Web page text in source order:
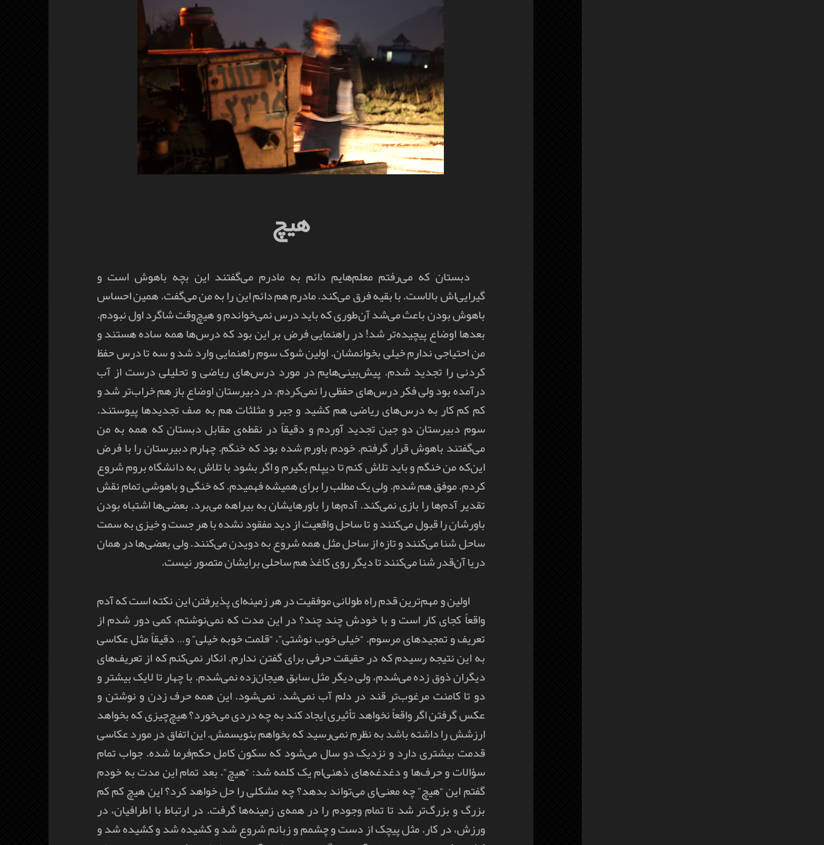
هیچ
دبستان که می‌رفتم معلم‌هایم دائم به مادرم می‌گفتند این بچه باهوش است و
گیرایی‌اش بالاست. با بقیه فرق می‌کند. مادرم هم دائم این را به من می‌گفت. همین احساس
باهوش بودن باعث می‌شد آن‌طوری که باید درس نمی‌خواندم و هیچ‌وقت شاگرد اول نبودم.
بعدها اوضاع پیچیده‌تر شد! در راهنمایی فرض بر این بود که درس‌ها همه ساده هستند و
من احتیاجی ندارم خیلی بخوانمشان. اولین شوک سوم راهنمایی وارد شد و سه تا درس حفظ
کردنی را تجدید شدم. پیش‌بینی‌هایم در مورد درس‌های ریاضی و تحلیلی درست از آب
درآمده بود ولی فکر درس‌های حفظی را نمی‌کردم. در دبیرستان اوضاع باز هم خراب‌تر شد و
کم کم کار به درس‌های ریاضی هم کشید و جبر و مثلثات هم به صف تجدیدها پیوستند.
سوم دبیرستان دو جین تجدید آوردم و دقیقاً در نقطه‌ی مقابل دبستان که همه به من
می‌گفتند باهوش قرار گرفتم. خودم باورم شده بود که خنگم. چهارم دبیرستان را با فرض
این‌که من خنگم و باید تلاش کنم تا دیپلم بگیرم و اگر بشود با تلاش به دانشگاه بروم شروع
کردم. موفق هم شدم. ولی یک مطلب را برای همیشه فهمیدم. که خنگی و باهوشی تمام نقش
تقدیر آدم‌ها را بازی نمی‌کند. آدم‌ها را باورهایشان به بیراهه می‌برد. بعضی‌ها اشتباه بودن
باورشان را قبول می‌کنند و تا ساحل واقعیت از دید مفقود نشده با هر جست و خیزی به سمت
ساحل شنا می‌کنند و تازه از ساحل مثل همه شروع به دویدن می‌کنند. ولی بعضی‌ها در همان
دریا آن‌قدر شنا می‌کنند تا دیگر روی کاغذ هم ساحلی برایشان متصور نیست.
اولین و مهم‌ترین قدم راه طولانی موفقیت در هر زمینه‌ای پذیرفتن این نکته است که آدم
واقعاً کجای کار است و با خودش چند چند؟ در این مدت که نمی‌نوشتم، کمی دور شدم از
تعریف و تمجیدهای مرسوم. “خیلی خوب نوشتی”، “قلمت خوبه خیلی” و… دقیقاً مثل عکاسی
به این نتیجه رسیدم که در حقیقت حرفی برای گفتن ندارم. انکار نمی‌کنم که از تعریف‌های
دیگران ذوق زده می‌شدم، ولی دیگر مثل سابق هیجان‌زده نمی‌شدم. با چهار تا لایک بیشتر و
دو تا کامنت مرغوب‌تر قند در دلم آب نمی‌شد. نمی‌شود. این همه حرف زدن و نوشتن و
عکس گرفتن اگر واقعاً نخواهد تأثیری ایجاد کند به چه دردی می‌خورد؟ هیچ‌چیزی که بخواهد
ارزشش را داشته باشد به نظرم نمی‌رسید که بخواهم بنویسمش. این اتفاق در مورد عکاسی
قدمت بیشتری دارد و نزدیک دو سال می‌شود که سکون کامل حکم‌فرما شده. جواب تمام
سؤالات و حرف‌ها و دغدغه‌های ذهنی‌ام یک کلمه شد: “هیچ”. بعد تمام این مدت به خودم
گفتم این “هیچ” چه معنی‌ای می‌تواند بدهد؟ چه مشکلی را حل خواهد کرد؟ این هیچ کم کم
بزرگ و بزرگ‌تر شد تا تمام وجودم را در همه‌ی زمینه‌ها گرفت. در ارتباط با اطرافیان، در
ورزش، در کار. مثل پیچک از دست و چشمم و زبانم شروع شد و کشیده شد و کشیده شد و